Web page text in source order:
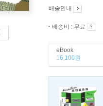
배송안내
배송비 : 무료
eBook
16,100원